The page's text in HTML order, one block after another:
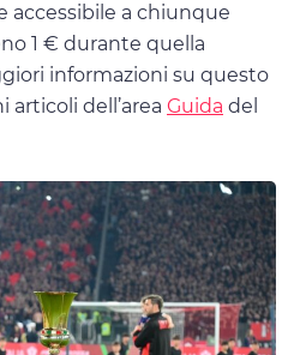
a chiunque
1 € durante quella
informazioni su questo
dell’area Guida del